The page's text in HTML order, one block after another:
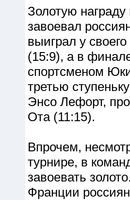
Золотую
завоевал
выиграл у
(15:9), а в
спортсменом
третью
Энсо Лефорт,
Ота (11:15).
Впрочем,
турнире, в
завоевать
Франции